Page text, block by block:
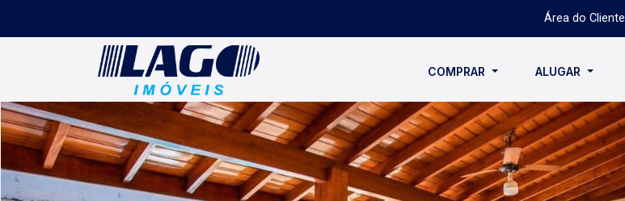
Área do Cliente
COMPRAR ALUGAR